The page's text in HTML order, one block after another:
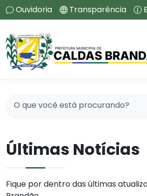
Ouvidoria Transparência
Últimas Notícias
Fique por dentro das últimas